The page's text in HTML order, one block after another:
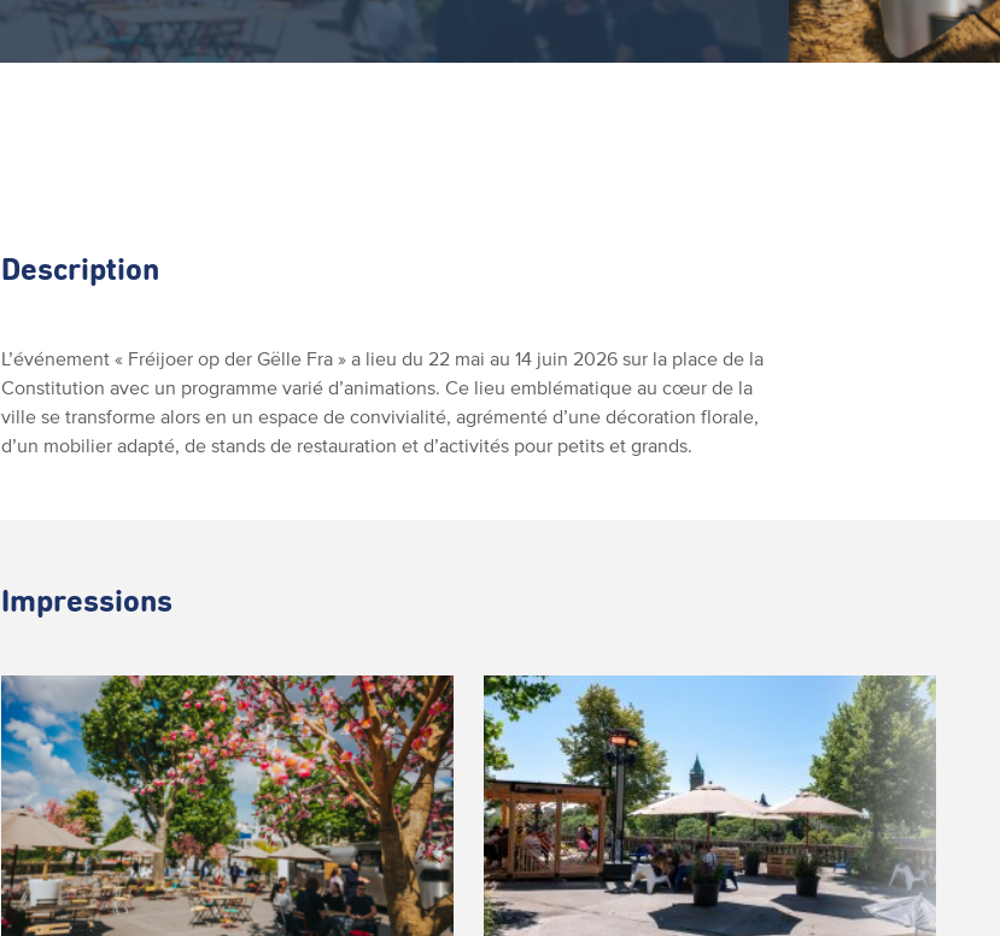
Description
L’événement « Fréijoer op der Gëlle Fra » a lieu du 22 mai au 14 juin 2026 sur la place de la
Constitution avec un programme varié d’animations. Ce lieu emblématique au cœur de la
ville se transforme alors en un espace de convivialité, agrémenté d’une décoration florale,
d’un mobilier adapté, de stands de restauration et d’activités pour petits et grands.
Impressions